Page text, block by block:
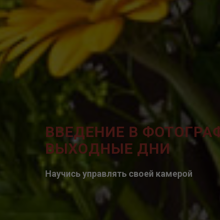
ВВЕДЕНИЕ В
ВЫХОДНЫЕ ДНИ
Научись управлять своей камерой